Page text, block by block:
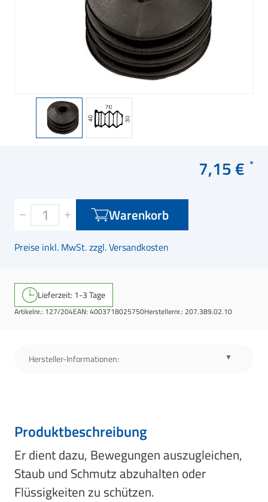
7,15 €
Warenkorb
Preise inkl. MwSt. zzgl. Versandkosten
Lieferzeit: 1-3 Tage
Artikelnr.: 127/204EAN: 4003718025750Herstellernr.: 207.389.02.10
Hersteller-Informationen:
Produktbeschreibung
Er dient dazu, Bewegungen auszugleichen,
Staub und Schmutz abzuhalten oder
Flüssigkeiten zu schützen.